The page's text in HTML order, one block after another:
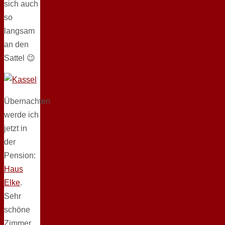
sich auch
so
langsam
an den
Sattel 😉
Übernachten
werde ich
jetzt in
der
Pension:
Haus
Elke.
Sehr
schöne
Zimmer,